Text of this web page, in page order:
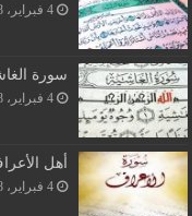
4 فبراير، 2008
سورة
4 فبراير، 2008
أهل
4 فبراير، 2008